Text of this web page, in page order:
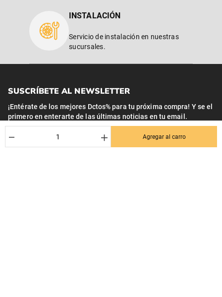
＋
－ Agregar al carro
INSTALACIÓN
Servicio de instalación en nuestras
sucursales.
SUSCRÍBETE AL NEWSLETTER
¡Entérate de los mejores Dctos% para tu próxima compra! Y se el
primero en enterarte de las últimas noticias en tu email.